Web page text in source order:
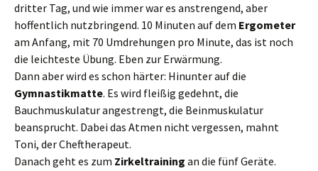
dritter Tag, und wie immer war es anstrengend, aber
hoffentlich nutzbringend. 10 Minuten auf dem Ergometer
am Anfang, mit 70 Umdrehungen pro Minute, das ist noch
die leichteste Übung. Eben zur Erwärmung.
Dann aber wird es schon härter: Hinunter auf die
Gymnastikmatte. Es wird fleißig gedehnt, die
Bauchmuskulatur angestrengt, die Beinmuskulatur
beansprucht. Dabei das Atmen nicht vergessen, mahnt
Toni, der Cheftherapeut.
Danach geht es zum Zirkeltraining an die fünf Geräte.